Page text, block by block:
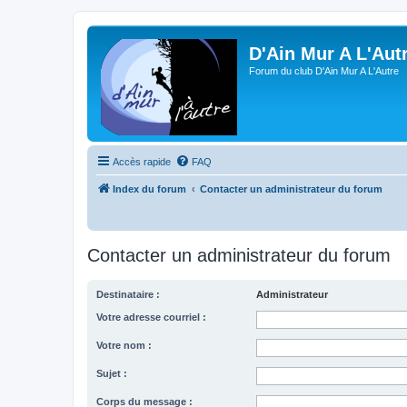
D'Ain Mur A
Forum du club D'Ain Mur A L'Autre
Accès rapide FAQ
Index du forum Contacter un administrateur du forum
Contacter un administrateur du forum
Destinataire : Administrateur
Votre adresse courriel :
Votre nom :
Sujet :
Corps du message :